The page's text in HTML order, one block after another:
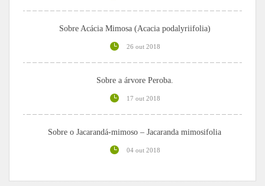
Sobre Acácia Mimosa (Acacia podalyriifolia)
26 out 2018
Sobre a árvore Peroba.
17 out 2018
Sobre o Jacarandá-mimoso – Jacaranda mimosifolia
04 out 2018